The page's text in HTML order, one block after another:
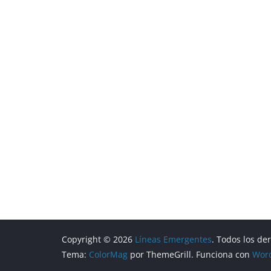
Copyright © 2026 Líneas Emergentes. Todos los
Tema: ColorMag por ThemeGrill. Funciona con